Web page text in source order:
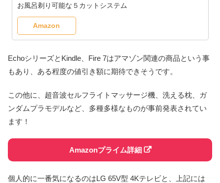
お風呂剃り可能な５カットシステム
Amazon
EchoシリーズとKindle、Fire 7はアマゾン関連の商品という事
もあり、ある程度の値引き額に期待できそうです。
この他に、超音波セルフライトマッサージ機、洗える枕、ガ
ンダムプラモデルなど、多種多様なものが事前発表されてい
ます！
Amazonプライム詳細
個人的に一番気になるのはLG 65V型 4Kテレビと、上記には